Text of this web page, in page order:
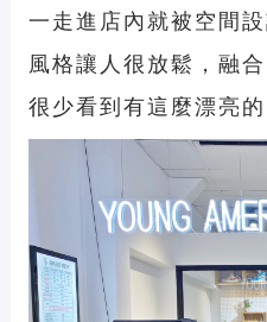
一走進店內就被空間
風格讓人很放鬆，融
很少看到有這麼漂亮的